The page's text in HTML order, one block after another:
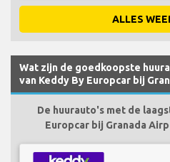
ALLES
Wat zijn de goedkoopste
van Keddy By Europcar bij
De huurauto's met de
Europcar bij Granada